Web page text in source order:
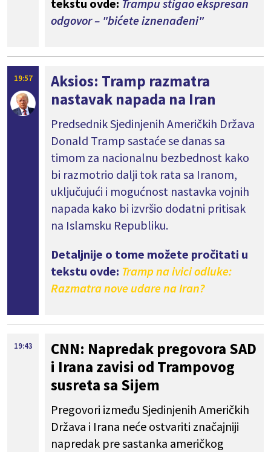
tekstu ovde: Trampu stigao ekspresan
odgovor – "bićete iznenađeni"
19:57
Aksios: Tramp razmatra
nastavak napada na Iran
Predsednik Sjedinjenih Američkih Država
Donald Tramp sastaće se danas sa
timom za nacionalnu bezbednost kako
bi razmotrio dalji tok rata sa Iranom,
uključujući i mogućnost nastavka vojnih
napada kako bi izvršio dodatni pritisak
na Islamsku Republiku.
Detaljnije o tome možete pročitati u
tekstu ovde: Tramp na ivici odluke:
Razmatra nove udare na Iran?
19:43
CNN: Napredak pregovora SAD
i Irana zavisi od Trampovog
susreta sa Sijem
Pregovori između Sjedinjenih Američkih
Država i Irana neće ostvariti značajniji
napredak pre sastanka američkog